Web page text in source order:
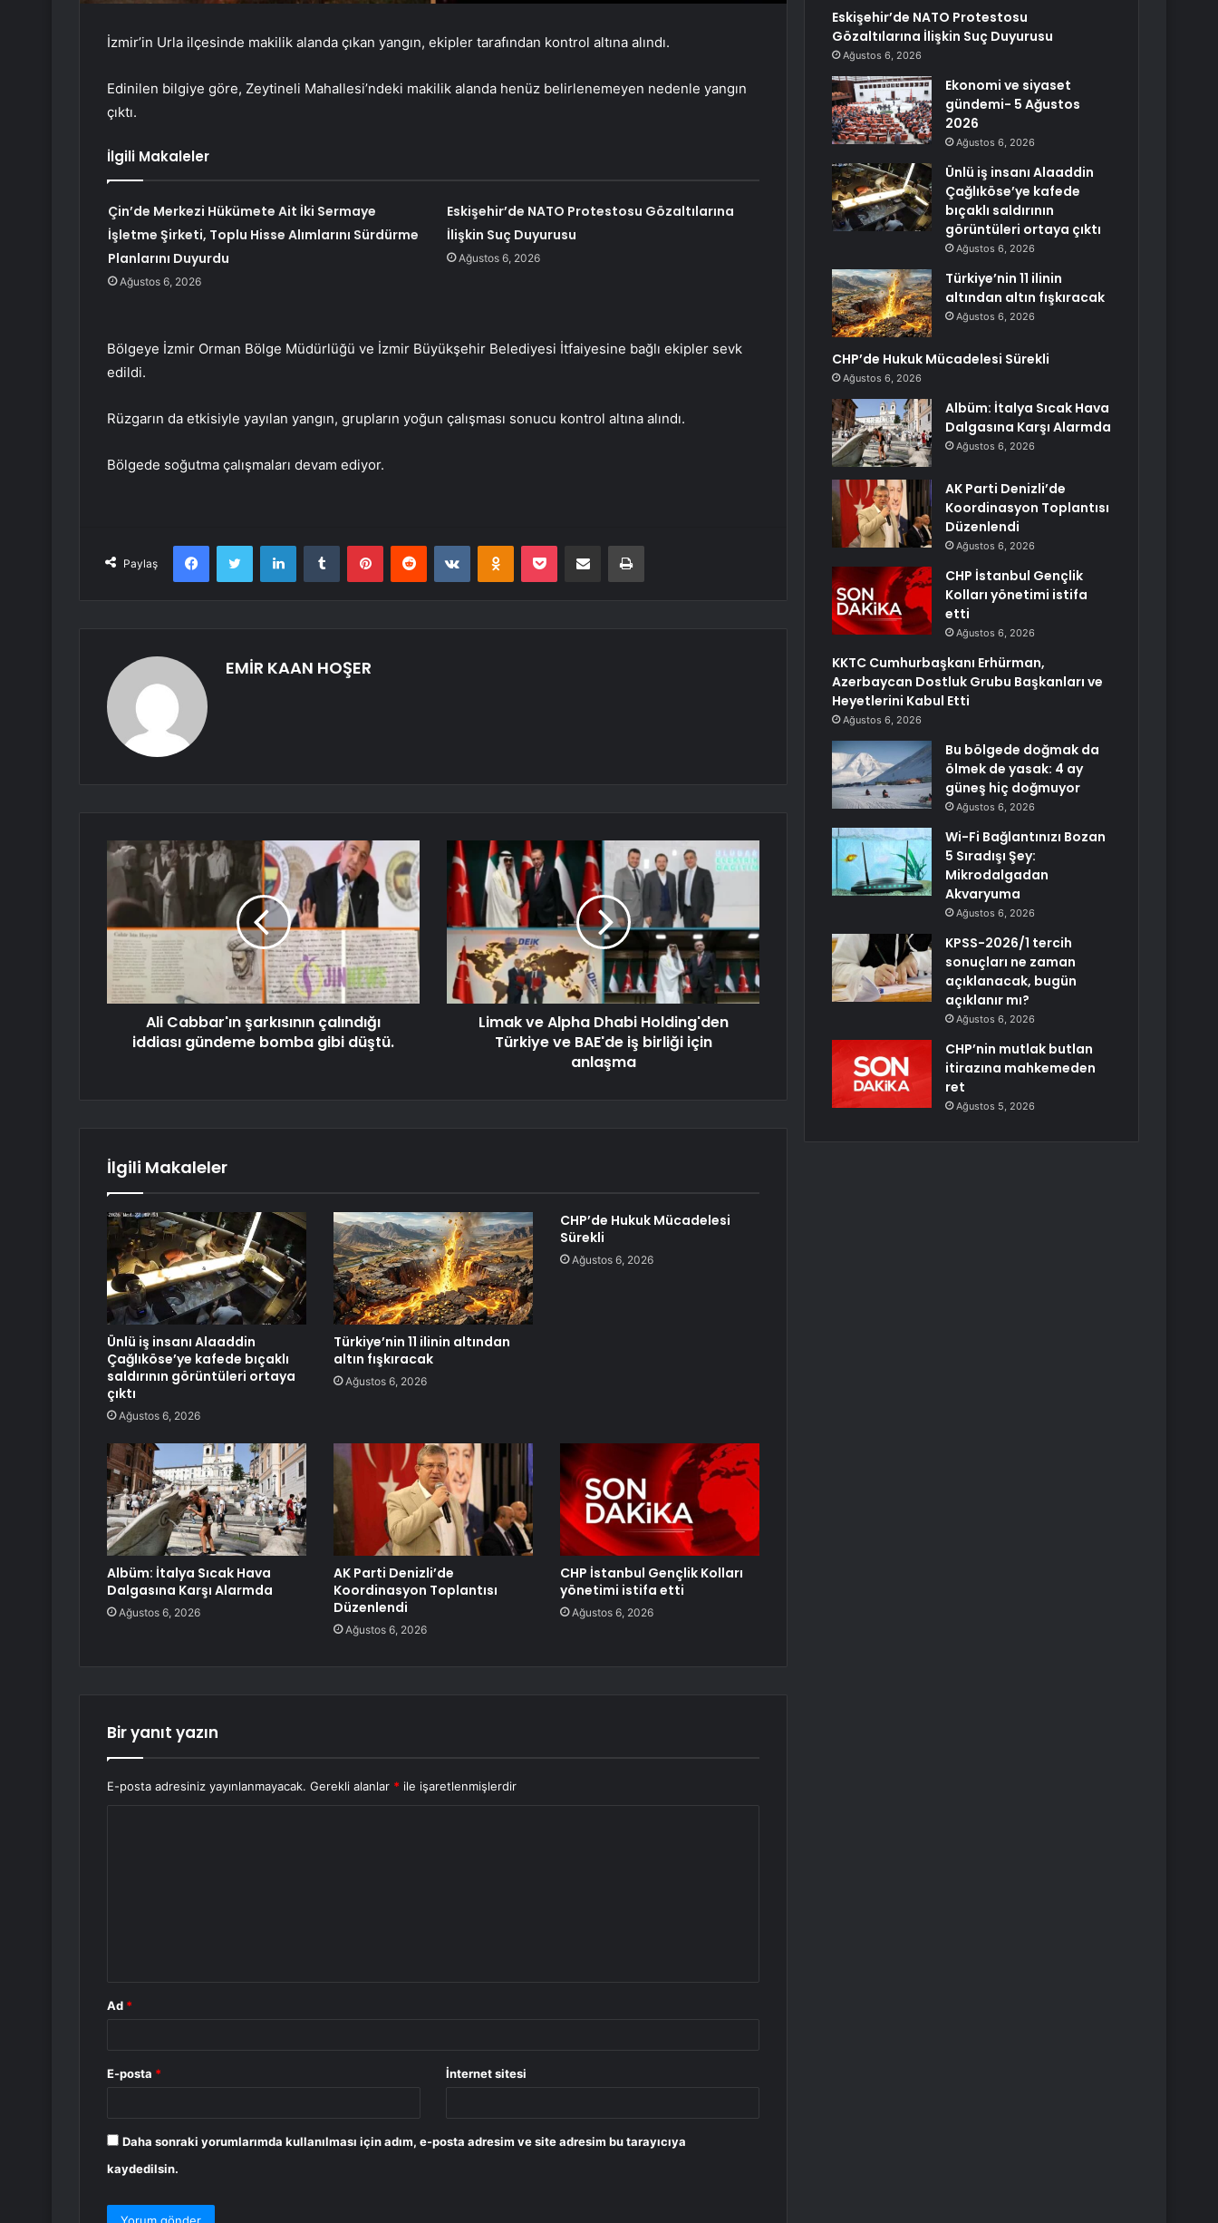
İzmir’in Urla ilçesinde makilik alanda çıkan yangın, ekipler tarafından kontrol altına alındı.
Edinilen bilgiye göre, Zeytineli Mahallesi’ndeki makilik alanda henüz belirlenemeyen nedenle yangın
çıktı.
İlgili Makaleler
Çin’de Merkezi Hükümete Ait İki Sermaye
İşletme Şirketi, Toplu Hisse Alımlarını Sürdürme
Planlarını Duyurdu
Ağustos 6, 2026
Eskişehir’de NATO Protestosu Gözaltılarına
İlişkin Suç Duyurusu
Ağustos 6, 2026
Bölgeye İzmir Orman Bölge Müdürlüğü ve İzmir Büyükşehir Belediyesi İtfaiyesine bağlı ekipler sevk
edildi.
Rüzgarın da etkisiyle yayılan yangın, grupların yoğun çalışması sonucu kontrol altına alındı.
Bölgede soğutma çalışmaları devam ediyor.
Paylaş
FacebookTwitter LinkedInTumblr PinterestReddit VKontakteOdnoklassniki
Pocket E-Posta ile paylaş Yazdır
EMİR KAAN HOŞER
Ali Cabbar'ın şarkısının çalındığı
iddiası gündeme bomba gibi düştü.
Limak ve Alpha Dhabi Holding'den
Türkiye ve BAE'de iş birliği için
anlaşma
İlgili Makaleler
Ünlü iş insanı Alaaddin
Çağlıköse’ye kafede bıçaklı
saldırının görüntüleri ortaya
çıktı
Ağustos 6, 2026
Türkiye’nin 11 ilinin altından
altın fışkıracak
Ağustos 6, 2026
CHP’de Hukuk Mücadelesi
Sürekli
Ağustos 6, 2026
Albüm: İtalya Sıcak Hava
Dalgasına Karşı Alarmda
Ağustos 6, 2026
AK Parti Denizli’de
Koordinasyon Toplantısı
Düzenlendi
Ağustos 6, 2026
CHP İstanbul Gençlik Kolları
yönetimi istifa etti
Ağustos 6, 2026
Bir yanıt yazın
E-posta adresiniz yayınlanmayacak. Gerekli alanlar * ile işaretlenmişlerdir
Ad *
E-posta * İnternet sitesi
Daha sonraki yorumlarımda kullanılması için adım, e-posta adresim ve site adresim bu tarayıcıya
kaydedilsin.
Eskişehir’de NATO Protestosu
Gözaltılarına İlişkin Suç Duyurusu
Ağustos 6, 2026
Ekonomi ve siyaset
gündemi- 5 Ağustos
2026
Ağustos 6, 2026
Ünlü iş insanı Alaaddin
Çağlıköse’ye kafede
bıçaklı saldırının
görüntüleri ortaya çıktı
Ağustos 6, 2026
Türkiye’nin 11 ilinin
altından altın fışkıracak
Ağustos 6, 2026
CHP’de Hukuk Mücadelesi Sürekli
Ağustos 6, 2026
Albüm: İtalya Sıcak Hava
Dalgasına Karşı Alarmda
Ağustos 6, 2026
AK Parti Denizli’de
Koordinasyon Toplantısı
Düzenlendi
Ağustos 6, 2026
CHP İstanbul Gençlik
Kolları yönetimi istifa
etti
Ağustos 6, 2026
KKTC Cumhurbaşkanı Erhürman,
Azerbaycan Dostluk Grubu Başkanları ve
Heyetlerini Kabul Etti
Ağustos 6, 2026
Bu bölgede doğmak da
ölmek de yasak: 4 ay
güneş hiç doğmuyor
Ağustos 6, 2026
Wi-Fi Bağlantınızı Bozan
5 Sıradışı Şey:
Mikrodalgadan
Akvaryuma
Ağustos 6, 2026
KPSS-2026/1 tercih
sonuçları ne zaman
açıklanacak, bugün
açıklanır mı?
Ağustos 6, 2026
CHP’nin mutlak butlan
itirazına mahkemeden
ret
Ağustos 5, 2026